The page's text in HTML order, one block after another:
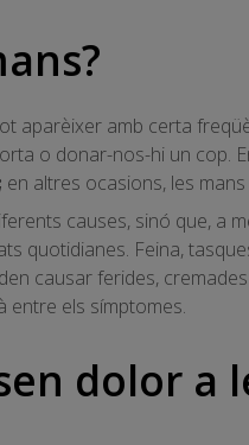
aparèixer amb certa
o donar-nos-hi un cop.
en altres ocasions, les
causes, sinó que, a
quotidianes. Feina,
causar ferides,
entre els símptomes.
dolor a